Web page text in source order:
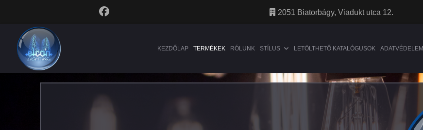
2051 Biatorbágy, Viadukt utca 12.
KEZDŐLAP TERMÉKEK RÓLUNK STÍLUS LETÖLTHETŐ KATALÓGUSOK ADATVÉDELEM